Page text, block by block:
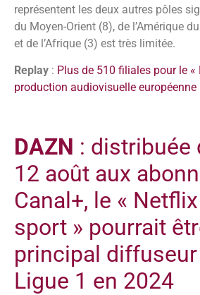
représentent les deux autres pôles
du Moyen-Orient (8), de l’Amérique
et de l’Afrique (3) est très limitée.
Replay : Plus de 510 filiales pour le «
production audiovisuelle européenne
DAZN : distribuée
12 août aux
Canal+, le «
sport » pourrait
principal
Ligue 1 en 2024